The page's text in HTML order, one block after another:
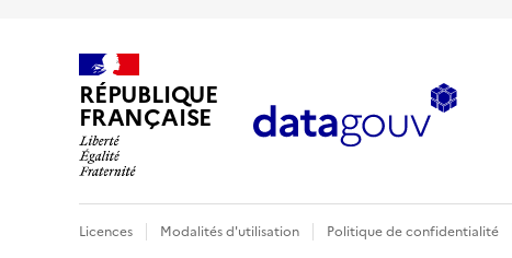
RÉPUBLIQUE
FRANÇAISE
Licences Modalités d'utilisation Politique de confidentialité